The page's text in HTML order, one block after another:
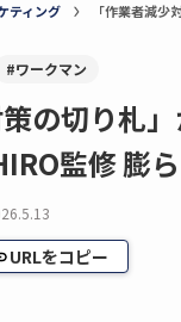
ティング 「作業者減
#ワークマン
策の切り札
監修 膨
URLをコピー